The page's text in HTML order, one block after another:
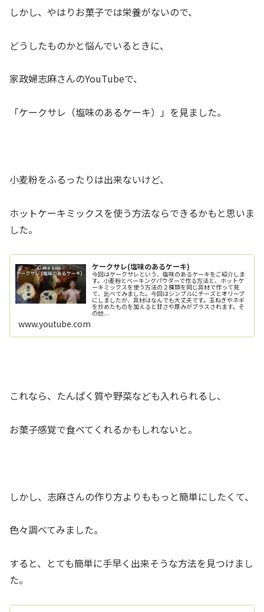
しかし、やはりお菓子では栄養がないので、
どうしたものかと悩んでいるときに、
家政婦志麻さんのYouTubeで、
「ケークサレ（塩味のあるケーキ）」を見ました。
小麦粉をふるったりは出来ないけど、
ホットケーキミックスを使う方法ならできるかもと思いま
した。
ケークサレ(塩味のあるケーキ)
今回はケークサレという、塩味のあるケーキをご紹介しま
す。小麦粉とベーキングパウダーで作る方法と、ホットケ
ーキミックスを使う方法の２種類を同じ具材で作って見
て、比べてみました。今回はシンプルにチーズとオリーブ
にしましたが、具材はなんでも大丈夫です。玉ねぎやネギ
を炒めたものを加えると甘さや厚みがプラスされます。そ
の他...
www.youtube.com
これなら、たんぱく質や野菜なども入れられるし、
お菓子感覚で食べてくれるかもしれないと。
しかし、志麻さんの作り方よりももっと簡単にしたくて、
色々調べてみました。
すると、とても簡単に手早く出来そうな方法を見つけまし
た。